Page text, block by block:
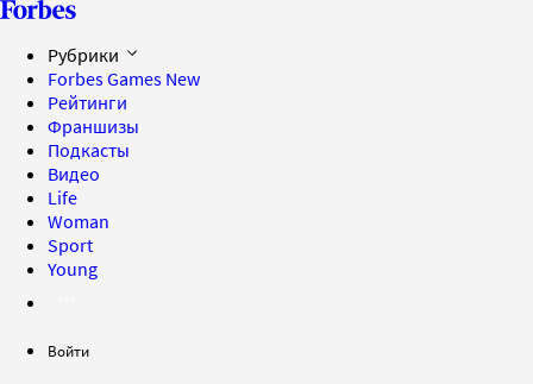
Рубрики
Forbes Games New
Рейтинги
Франшизы
Подкасты
Видео
Life
Woman
Sport
Young
Войти